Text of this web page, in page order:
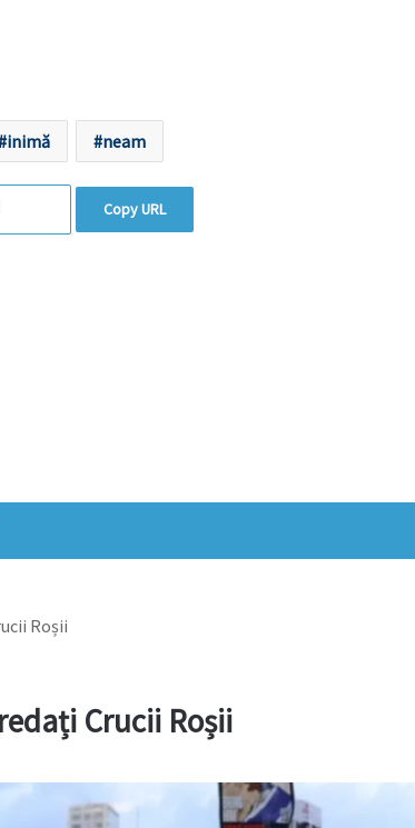
inimă neam
Copy URL